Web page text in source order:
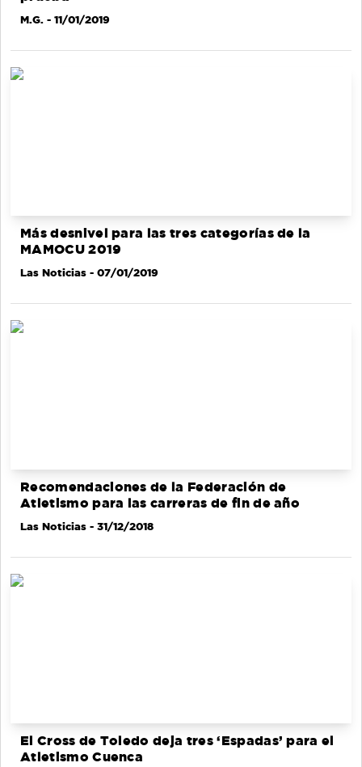
M.G. - 11/01/2019
Más desnivel para las tres categorías de la
MAMOCU 2019
Las Noticias - 07/01/2019
Recomendaciones de la Federación de
Atletismo para las carreras de fin de año
Las Noticias - 31/12/2018
El Cross de Toledo deja tres ‘Espadas’ para el
Atletismo Cuenca